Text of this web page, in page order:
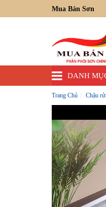
Mua Bán Sơn
DANH
Trang Chủ Chậu